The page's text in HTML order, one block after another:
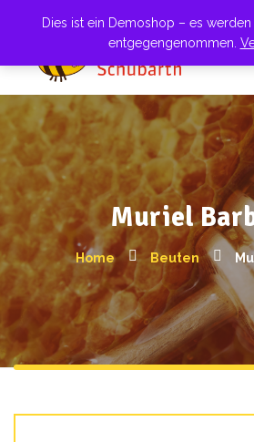
Muriel
Home Beuten
Dies ist ein Demoshop – es
entgegengenommen.